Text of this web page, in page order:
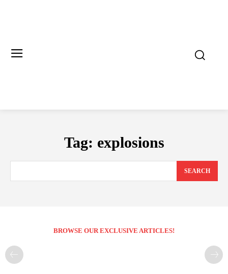
Tag: explosions
SEARCH
BROWSE OUR EXCLUSIVE ARTICLES!